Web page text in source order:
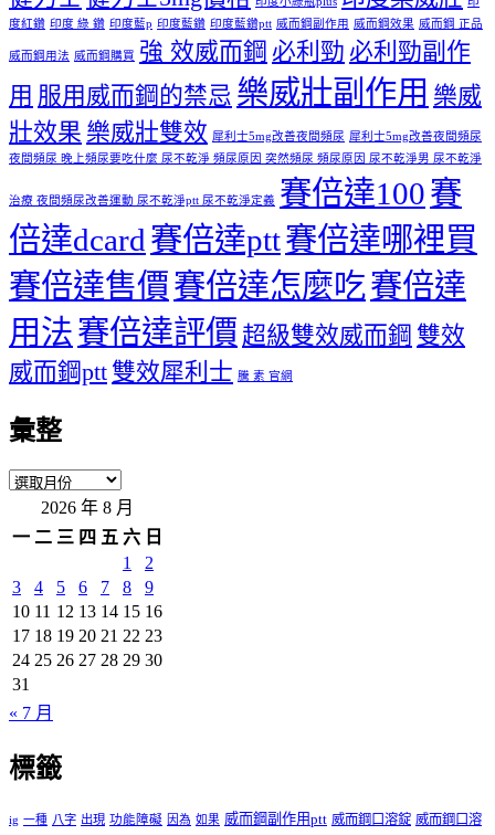
度紅鑽 印度 綠 鑽 印度藍p 印度藍鑽 印度藍鑽ptt 威而鋼副作用 威而鋼效果 威而鋼 正品
威而鋼用法 威而鋼購買 強 效威而鋼 必利勁 必利勁副作
用 服用威而鋼的禁忌 樂威壯副作用 樂威
壯效果 樂威壯雙效 犀利士5mg改善夜間頻尿 犀利士5mg改善夜間頻尿
夜間頻尿 晚上頻尿要吃什麼 尿不乾淨 頻尿原因 突然頻尿 頻尿原因 尿不乾淨男 尿不乾淨
治療 夜間頻尿改善運動 尿不乾淨ptt 尿不乾淨定義 賽倍達100賽
倍達dcard 賽倍達ptt賽倍達哪裡買
賽倍達售價 賽倍達怎麼吃賽倍達
用法賽倍達評價 超級雙效威而鋼 雙效
威而鋼ptt 雙效犀利士 騰 素 官網
彙整
彙
2026 年 8 月
一 二 三 四 五 六 日
1
2
3
4 5 6 7 8
9
10 11 12 13 14 15 16
17 18 19 20 21 22 23
24 25 26 27 28 29 30
31
« 7 月
標籤
ig 一種 八字 出現 功能障礙 因為 如果 威而鋼副作用ptt 威而鋼口溶錠 威而鋼口溶